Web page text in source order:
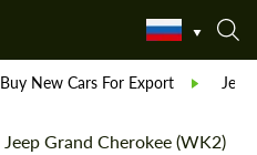
Buy New Cars For Export Jeep